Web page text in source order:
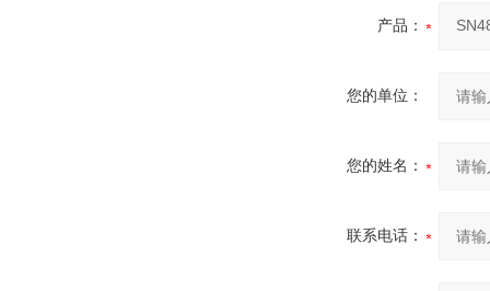
产品：
您的单位：
您的姓名：
联系电话：